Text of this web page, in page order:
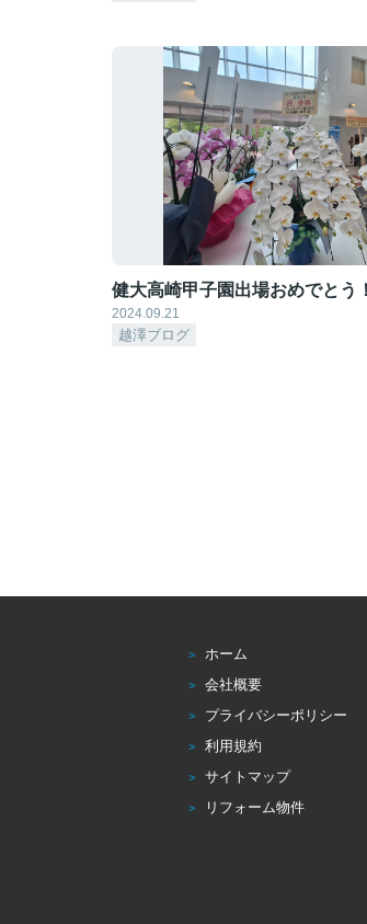
健大高崎甲子園出場おめでとう！
2024.09.21
越澤ブログ
ホーム
会社概要
プライバシーポリシー
利用規約
サイトマップ
リフォーム物件